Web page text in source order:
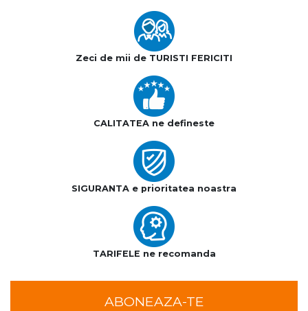
Zeci de mii de TURISTI FERICITI
CALITATEA ne defineste
SIGURANTA e prioritatea noastra
TARIFELE ne recomanda
ABONEAZA-TE